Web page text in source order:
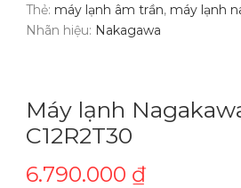
Thẻ: máy lạnh âm trần, máy lạnh
Nhãn hiệu: Nakagawa
Máy lạnh
C12R2T30
6.790.000 ₫